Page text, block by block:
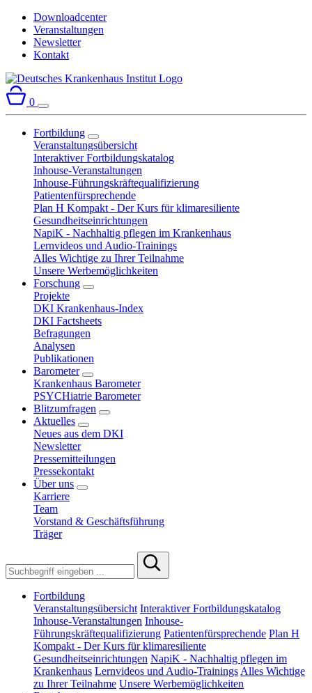
Downloadcenter
Veranstaltungen
Newsletter
Kontakt
0
Fortbildung
Veranstaltungsübersicht
Interaktiver Fortbildungskatalog
Inhouse-Veranstaltungen
Inhouse-Führungskräftequalifizierung
Patientenfürsprechende
Plan H Kompakt - Der Kurs für klimaresiliente
Gesundheitseinrichtungen
NapiK - Nachhaltig pflegen im Krankenhaus
Lernvideos und Audio-Trainings
Alles Wichtige zu Ihrer Teilnahme
Unsere Werbemöglichkeiten
Forschung
Projekte
DKI Krankenhaus-Index
DKI Factsheets
Befragungen
Analysen
Publikationen
Barometer
Krankenhaus Barometer
PSYCHiatrie Barometer
Blitzumfragen
Aktuelles
Neues aus dem DKI
Newsletter
Pressemitteilungen
Pressekontakt
Über uns
Karriere
Team
Vorstand & Geschäftsführung
Träger
Fortbildung
Veranstaltungsübersicht Interaktiver Fortbildungskatalog
Inhouse-Veranstaltungen Inhouse-
Führungskräftequalifizierung Patientenfürsprechende Plan H
Kompakt - Der Kurs für klimaresiliente
Gesundheitseinrichtungen NapiK - Nachhaltig pflegen im
Krankenhaus Lernvideos und Audio-Trainings Alles Wichtige
zu Ihrer Teilnahme Unsere Werbemöglichkeiten